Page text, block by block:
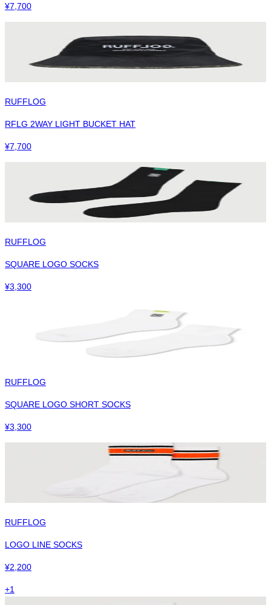
¥7,700
RUFFLOG
RFLG 2WAY LIGHT BUCKET HAT
¥7,700
RUFFLOG
SQUARE LOGO SOCKS
¥3,300
RUFFLOG
SQUARE LOGO SHORT SOCKS
¥3,300
RUFFLOG
LOGO LINE SOCKS
¥2,200
+1